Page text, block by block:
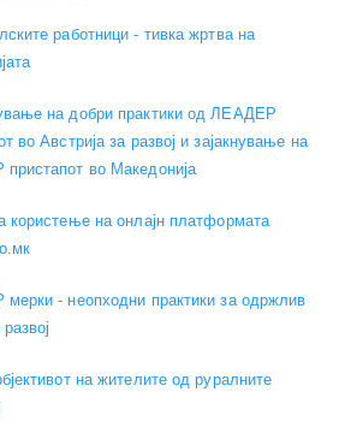
работници - тивка жртва на
на добри практики од ЛЕАДЕР
во Австрија за развој и зајакнување на
во Македонија
користење на онлајн платформата
- неопходни практики за одржлив
на жителите од руралните